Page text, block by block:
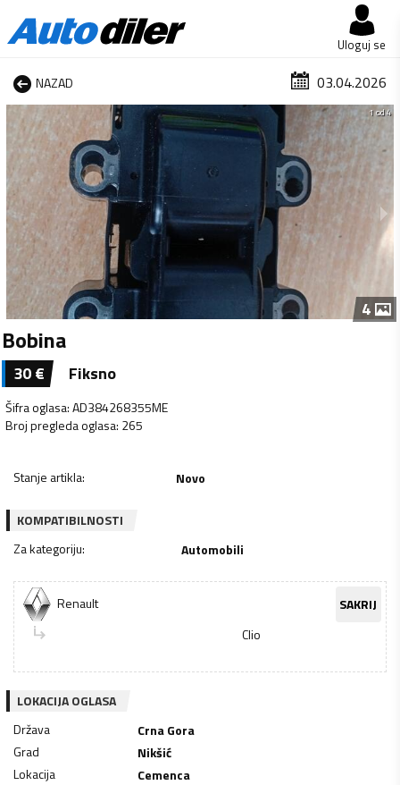
Uloguj se
NAZAD 03.04.2026
1 od 4
4
Bobina
30€ Fiksno
Šifra oglasa:AD384268355ME
Broj pregleda oglasa: 265
Stanje artikla: Novo
KOMPATIBILNOSTI
Za kategoriju: Automobili
Renault
SAKRIJ
Clio
LOKACIJA OGLASA
Država
Crna Gora
Grad
Nikšić
Lokacija
Cemenca